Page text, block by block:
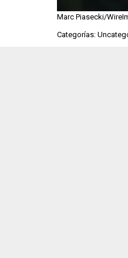
Marc Piasecki/
Categorías: